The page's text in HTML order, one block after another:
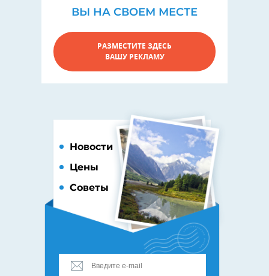
ВЫ НА СВОЕМ МЕСТЕ
РАЗМЕСТИТЕ ЗДЕСЬ
ВАШУ РЕКЛАМУ
Новости
Цены
Советы